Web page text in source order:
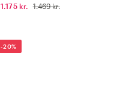
1.175 kr.
1.469 kr.
-20%